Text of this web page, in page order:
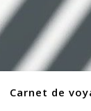
Carnet de